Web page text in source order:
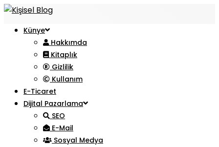
Künye
Hakkımda
Kitaplık
Gizlilik
Kullanım
E-Ticaret
Dijital Pazarlama
SEO
E-Mail
Sosyal Medya